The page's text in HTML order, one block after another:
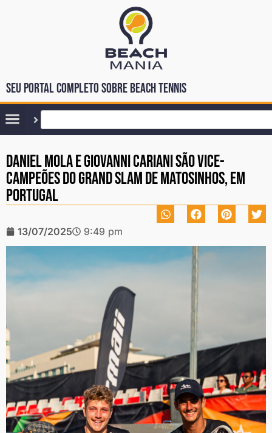
Seu portal completo sobre Beach Tennis
Daniel Mola e Giovanni Cariani são vice-
campeões do Grand Slam de Matosinhos, em
Portugal
13/07/2025 9:49 pm